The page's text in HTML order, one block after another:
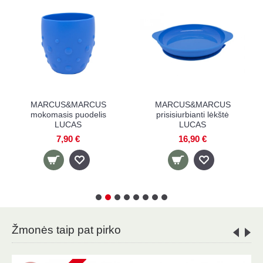
MARCUS&MARCUS
prisisiurbiantis dubenėlis
LUCAS
10,90 €
MARCUS&MARCUS
vaikiškas seilinukas su
kišene LUCAS
11,90 €
Žmonės taip pat pirko